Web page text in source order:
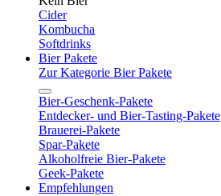
Cider
Kombucha
Softdrinks
Bier Pakete
Zur Kategorie Bier Pakete
Bier-Geschenk-Pakete
Entdecker- und Bier-Tasting-Pakete
Brauerei-Pakete
Spar-Pakete
Alkoholfreie Bier-Pakete
Geek-Pakete
Empfehlungen